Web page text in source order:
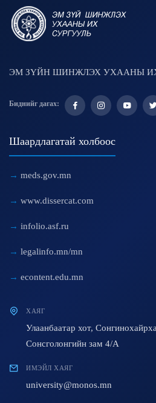
ЭМ ЗҮЙН ШИНЖЛЭХ УХААНЫ
Биднийг дагах:
Шаардлагатай холбоос
meds.gov.mn
www.dissercat.com
infolio.asf.ru
legalinfo.mn/mn
econtent.edu.mn
ХАЯГ
Улаанбаатар хот,
Сонсголонгийн зам 4/A
ИМЭЙЛ ХАЯГ
university@monos.mn